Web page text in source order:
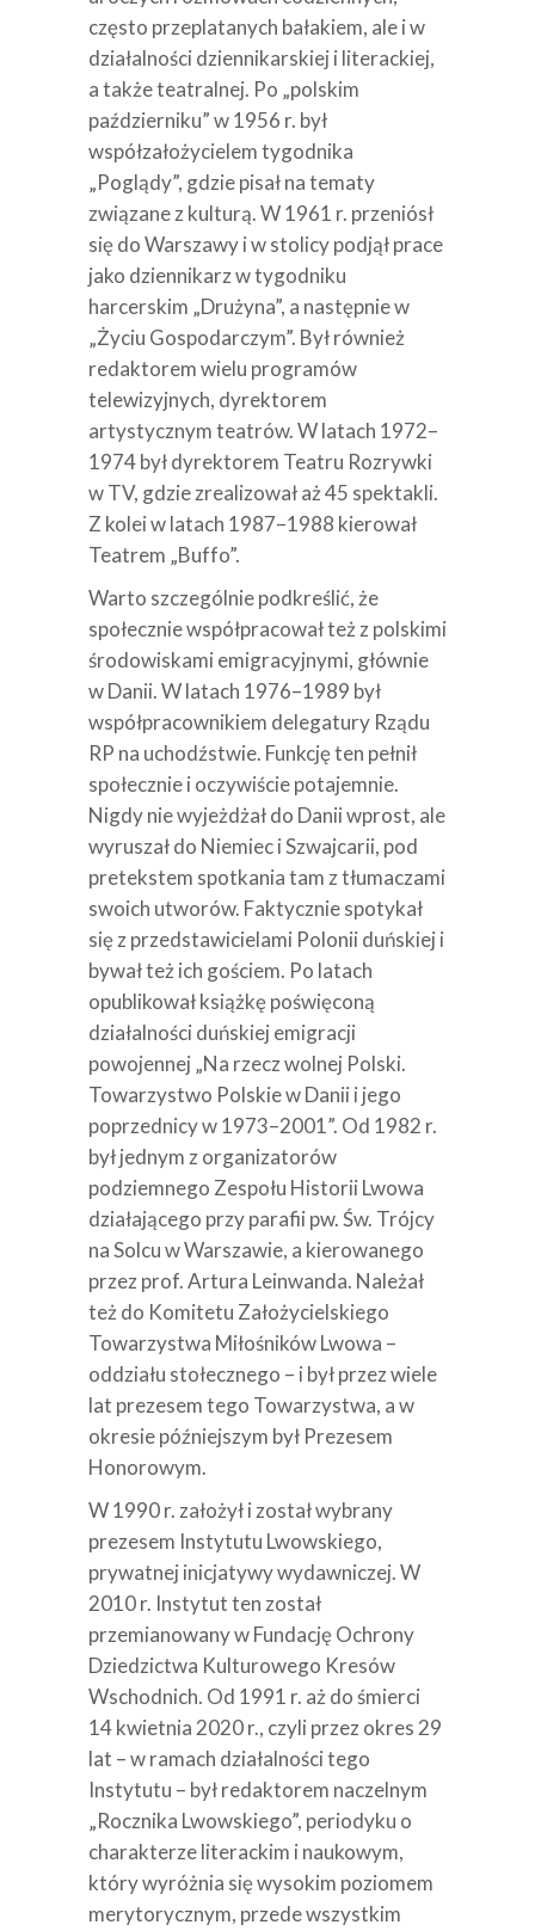
często przeplatanych bałakiem, ale i w
działalności dziennikarskiej i literackiej,
a także teatralnej. Po „polskim
październiku” w 1956 r. był
współzałożycielem tygodnika
„Poglądy”, gdzie pisał na tematy
związane z kulturą. W 1961 r. przeniósł
się do Warszawy i w stolicy podjął prace
jako dziennikarz w tygodniku
harcerskim „Drużyna”, a następnie w
„Życiu Gospodarczym”. Był również
redaktorem wielu programów
telewizyjnych, dyrektorem
artystycznym teatrów. W latach 1972–
1974 był dyrektorem Teatru Rozrywki
w TV, gdzie zrealizował aż 45 spektakli.
Z kolei w latach 1987–1988 kierował
Teatrem „Buffo”.
Warto szczególnie podkreślić, że
społecznie współpracował też z polskimi
środowiskami emigracyjnymi, głównie
w Danii. W latach 1976–1989 był
współpracownikiem delegatury Rządu
RP na uchodźstwie. Funkcję ten pełnił
społecznie i oczywiście potajemnie.
Nigdy nie wyjeżdżał do Danii wprost, ale
wyruszał do Niemiec i Szwajcarii, pod
pretekstem spotkania tam z tłumaczami
swoich utworów. Faktycznie spotykał
się z przedstawicielami Polonii duńskiej i
bywał też ich gościem. Po latach
opublikował książkę poświęconą
działalności duńskiej emigracji
powojennej „Na rzecz wolnej Polski.
Towarzystwo Polskie w Danii i jego
poprzednicy w 1973–2001”. Od 1982 r.
był jednym z organizatorów
podziemnego Zespołu Historii Lwowa
działającego przy parafii pw. Św. Trójcy
na Solcu w Warszawie, a kierowanego
przez prof. Artura Leinwanda. Należał
też do Komitetu Założycielskiego
Towarzystwa Miłośników Lwowa –
oddziału stołecznego – i był przez wiele
lat prezesem tego Towarzystwa, a w
okresie późniejszym był Prezesem
Honorowym.
W 1990 r. założył i został wybrany
prezesem Instytutu Lwowskiego,
prywatnej inicjatywy wydawniczej. W
2010 r. Instytut ten został
przemianowany w Fundację Ochrony
Dziedzictwa Kulturowego Kresów
Wschodnich. Od 1991 r. aż do śmierci
14 kwietnia 2020 r., czyli przez okres 29
lat – w ramach działalności tego
Instytutu – był redaktorem naczelnym
„Rocznika Lwowskiego”, periodyku o
charakterze literackim i naukowym,
który wyróżnia się wysokim poziomem
merytorycznym, przede wszystkim